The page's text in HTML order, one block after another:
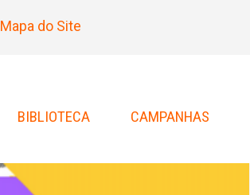
Mapa do Site
BIBLIOTECA CAMPANHAS